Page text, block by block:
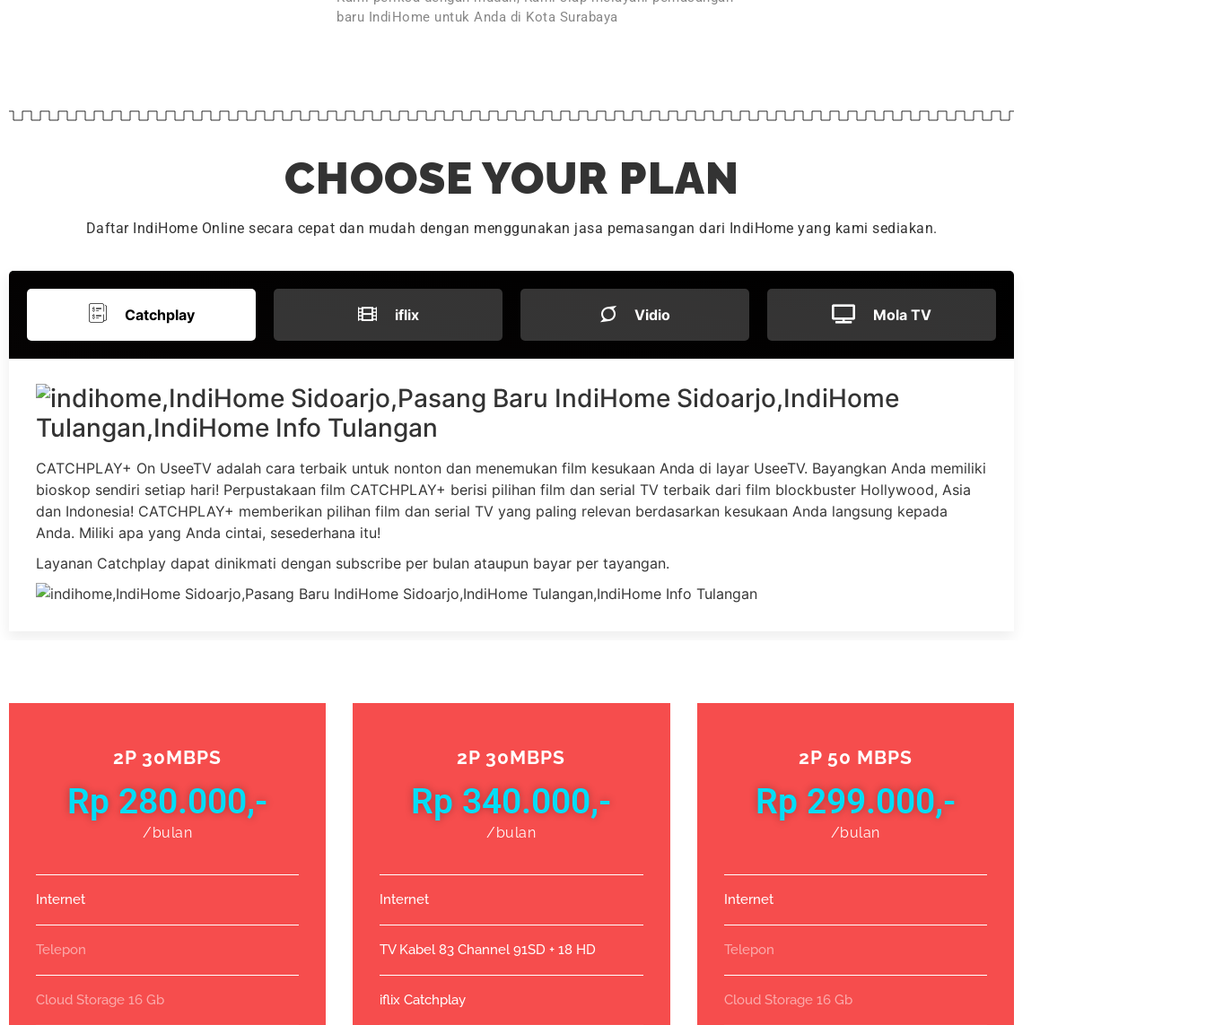
baru IndiHome untuk Anda di Kota Surabaya
CHOOSE YOUR PLAN
Daftar IndiHome Online secara cepat dan mudah dengan menggunakan jasa pemasangan dari IndiHome yang kami sediakan.
Catchplay iflix Vidio Mola TV
CATCHPLAY+ On UseeTV adalah cara terbaik untuk nonton dan menemukan film kesukaan Anda di layar UseeTV. Bayangkan Anda memiliki
bioskop sendiri setiap hari! Perpustakaan film CATCHPLAY+ berisi pilihan film dan serial TV terbaik dari film blockbuster Hollywood, Asia
dan Indonesia! CATCHPLAY+ memberikan pilihan film dan serial TV yang paling relevan berdasarkan kesukaan Anda langsung kepada
Anda. Miliki apa yang Anda cintai, sesederhana itu!
Layanan Catchplay dapat dinikmati dengan subscribe per bulan ataupun bayar per tayangan.
2P 30MBPS
Rp 280.000,-
/bulan
Internet
Telepon
Cloud Storage 16 Gb
2P 30MBPS
Rp 340.000,-
/bulan
Internet
TV Kabel 83 Channel 91SD + 18 HD
iflix Catchplay
2P 50 MBPS
Rp 299.000,-
/bulan
Internet
Telepon
Cloud Storage 16 Gb